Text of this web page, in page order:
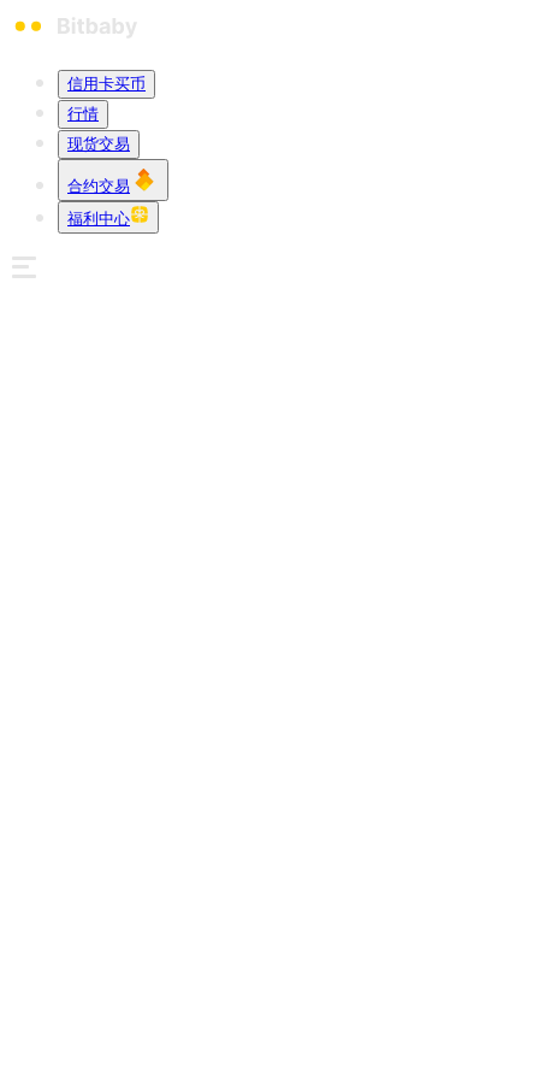
信用卡买币
行情
现货交易
合约交易
福利中心